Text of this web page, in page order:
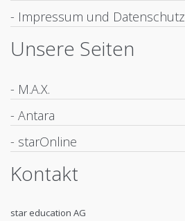
- Impressum und Datenschutz
Unsere Seiten
- M.A.X.
- Antara
- starOnline
Kontakt
star education AG